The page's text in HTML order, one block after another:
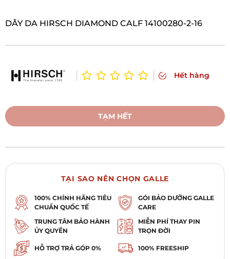
DÂY DA HIRSCH DIAMOND CALF 14100280-2-16
Hết hàng
TẠM HẾT
TẠI SAO NÊN CHỌN GALLE
100% CHÍNH HÃNG TIÊU
CHUẨN QUỐC TẾ
GÓI BẢO DƯỠNG GALLE
CARE
TRUNG TÂM BẢO HÀNH
ỦY QUYỀN
MIỄN PHÍ THAY PIN
TRỌN ĐỜI
HỖ TRỢ TRẢ GÓP 0% 100% FREESHIP